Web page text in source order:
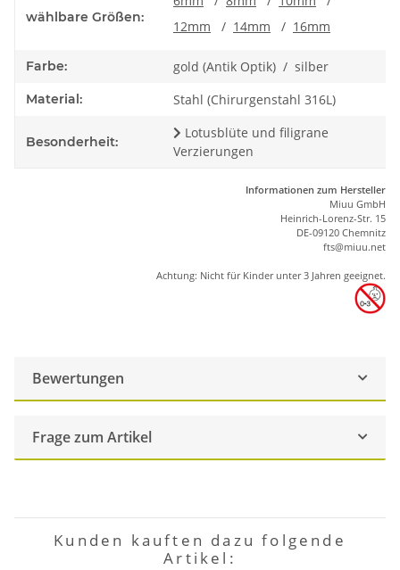
wählbare Größen:
12mm
/ 14mm / 16mm
Farbe: gold (Antik Optik) / silber
Material: Stahl (Chirurgenstahl 316L)
Besonderheit:
Lotusblüte und filigrane
Verzierungen
Informationen zum Hersteller
Miuu GmbH
Heinrich-Lorenz-Str. 15
DE-09120 Chemnitz
fts@miuu.net
Achtung: Nicht für Kinder unter 3 Jahren geeignet.
Bewertungen
Frage zum Artikel
Kunden kauften dazu folgende
Artikel: